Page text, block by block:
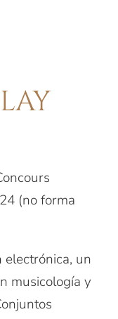
(no forma
un
musicología y